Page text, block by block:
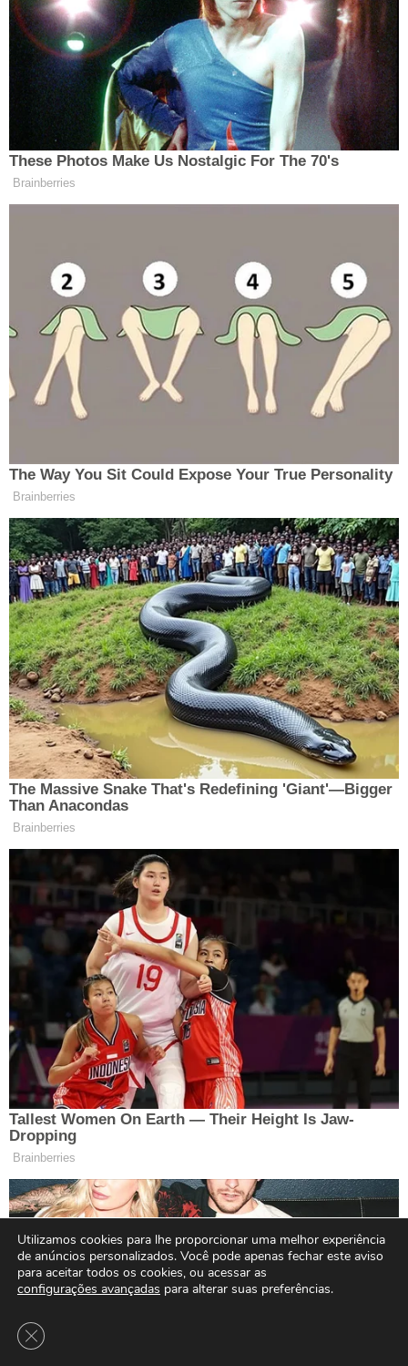
Utilizamos cookies para lhe proporcionar uma melhor experiência
de anúncios personalizados. Você pode apenas fechar este aviso
para aceitar todos os cookies, ou acessar as
configurações avançadas para alterar suas preferências.
Close GDPR Cookie Banner